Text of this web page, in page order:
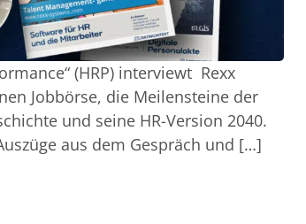
(HRP) interviewt Rexx
Jobbörse, die Meilensteine der
und seine HR-Version 2040.
aus dem Gespräch und […]